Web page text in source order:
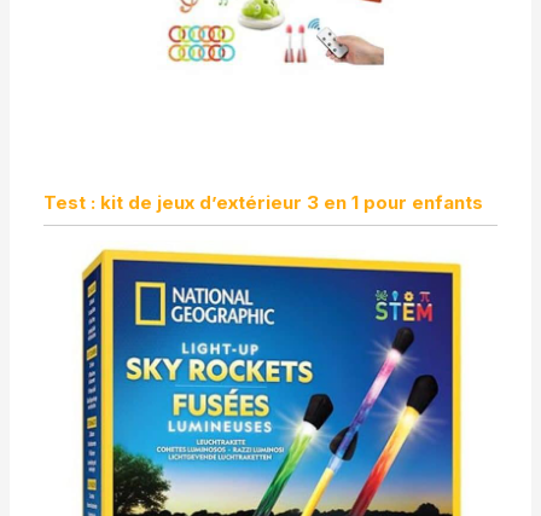
Test : kit de jeux d’extérieur 3 en 1 pour enfants